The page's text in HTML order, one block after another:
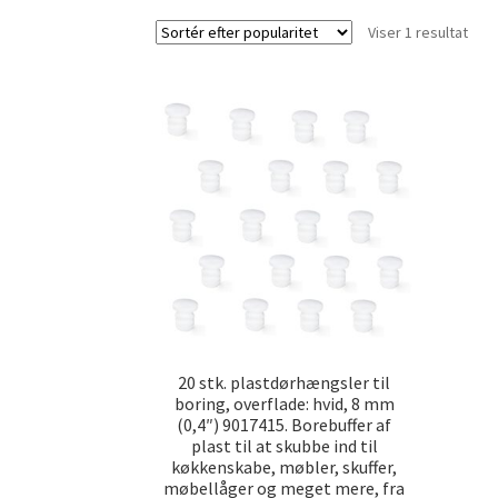
Viser 1 resultat
20 stk. plastdørhængsler til
boring, overflade: hvid, 8 mm
(0,4″) 9017415. Borebuffer af
plast til at skubbe ind til
køkkenskabe, møbler, skuffer,
møbellåger og meget mere, fra